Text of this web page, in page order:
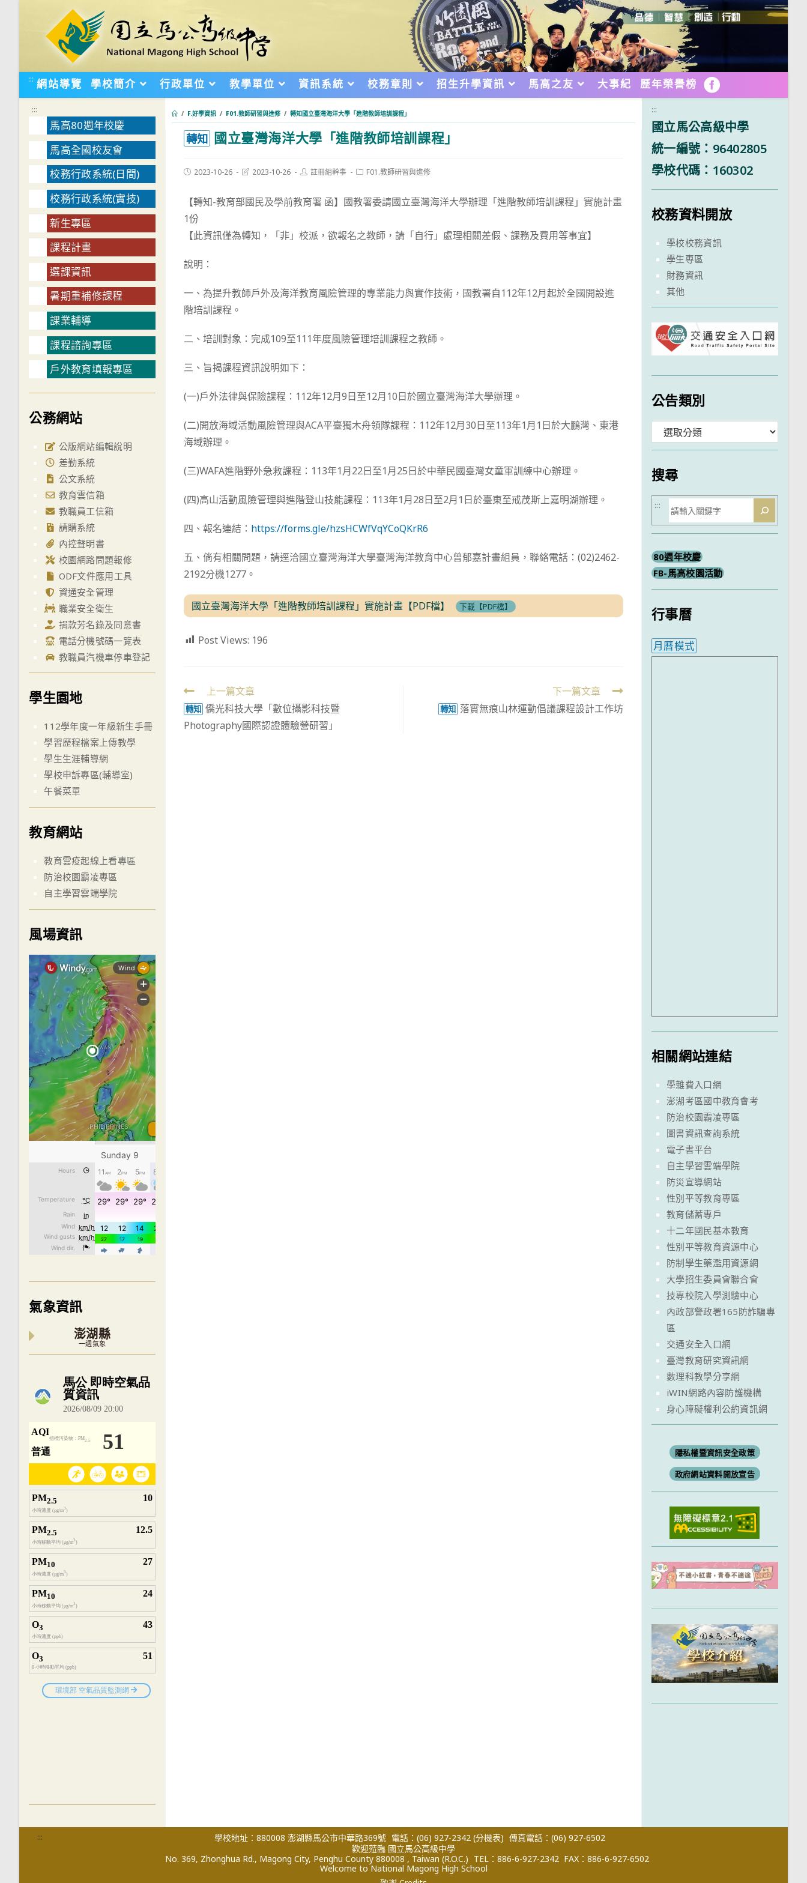
::: 網站導覽 學校簡介 行政單位 教學單位 資訊系統 校務章則 招生升學資訊 馬高之友 大事紀 歷年榮譽榜 FB
/ F.好學資訊 / F01.教師研習與進修 / 轉知國立臺灣海洋大學「進階教師培訓課程」
轉知 國立臺灣海洋大學「進階教師培訓課程」
Post2023-10-26
Post2023-10-26
Post註冊組幹事
PostF01.教師研習與進修
【轉知-教育部國民及學前教育署 函】國教署委請國立臺灣海洋大學辦理「進階教師培訓課程」實施計畫
1份
【此資訊僅為轉知，「非」校派，欲報名之教師，請「自行」處理相關差假、課務及費用等事宜】
說明：
一、為提升教師戶外及海洋教育風險管理的專業能力與實作技術，國教署自112年12月起於全國開設進
階培訓課程。
二、培訓對象：完成109至111年度風險管理培訓課程之教師。
三、旨揭課程資訊說明如下：
(一)戶外法律與保險課程：112年12月9日至12月10日於國立臺灣海洋大學辦理。
(二)開放海域活動風險管理與ACA平臺獨木舟領隊課程：112年12月30日至113年1月1日於大鵬灣、東港
海域辦理。
(三)WAFA進階野外急救課程：113年1月22日至1月25日於中華民國臺灣女童軍訓練中心辦理。
(四)高山活動風險管理與進階登山技能課程：113年1月28日至2月1日於臺東至戒茂斯上嘉明湖辦理。
四、報名連結： https://forms.gle/hzsHCWfVqYCoQKrR6
五、倘有相關問題，請逕洽國立臺灣海洋大學臺灣海洋教育中心曾郁嘉計畫組員，聯絡電話：(02)2462-
2192分機1277。
國立臺灣海洋大學「進階教師培訓課程」實施計畫【PDF檔】 下載【PDF檔】
Post Views: 196
Read
more
articles
上一篇文章
轉知 僑光科技大學「數位攝影科技暨
Photography國際認證體驗營研習」
下一篇文章
轉知 落實無痕山林運動倡議課程設計工作坊
:::
馬高80週年校慶
馬高全國校友會
校務行政系統(日間)
校務行政系統(實技)
新生專區
課程計畫
選課資訊
暑期重補修課程
課業輔導
課程諮詢專區
戶外教育填報專區
公務網站
公版網站編輯說明
差勤系統
公文系統
教育雲信箱
教職員工信箱
請購系統
內控聲明書
校園網路問題報修
ODF文件應用工具
資通安全管理
職業安全衛生
捐款芳名錄及同意書
電話分機號碼一覽表
教職員汽機車停車登記
學生園地
112學年度一年級新生手冊
學習歷程檔案上傳教學
學生生涯輔導網
學校申訴專區(輔導室)
午餐菜單
教育網站
教育雲疫起線上看專區
防治校園霸凌專區
自主學習雲端學院
風場資訊
氣象資訊
澎湖縣
一週氣象
內嵌空氣品質小工具為視覺預覽，完整即時空氣品質資料請開啟
:::
國立馬公高級中學
統一編號：96402805
學校代碼：160302
校務資料開放
學校校務資訊
學生專區
財務資訊
其他
公告類別
類
搜尋
搜
尋
:::
80週年校慶
FB-馬高校園活動
行事曆
月曆模式
相關網站連結
學雜費入口網
澎湖考區國中教育會考
防治校園霸凌專區
圖書資訊查詢系統
電子書平台
自主學習雲端學院
防災宣導網站
性別平等教育專區
教育儲蓄專戶
十二年國民基本教育
性別平等教育資源中心
防制學生藥濫用資源網
大學招生委員會聯合會
技專校院入學測驗中心
內政部警政署165防詐騙專
區
交通安全入口網
臺灣教育研究資訊網
數理科教學分享網
iWIN網路內容防護機構
身心障礙權利公約資訊網
隱私權暨資訊安全政策
政府網站資料開放宣告
::: 學校地址：880008 澎湖縣馬公市中華路369號 電話：(06) 927-2342 (分機表) 傳真電話：(06) 927-6502
歡迎蒞臨 國立馬公高級中學
No. 369, Zhonghua Rd., Magong City, Penghu County 880008 , Taiwan (R.O.C.) TEL：886-6-927-2342 FAX：886-6-927-6502
Welcome to National Magong High School